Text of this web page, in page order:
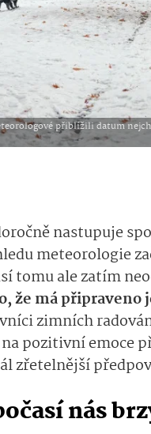
přiblížili datum
nastupuje
meteorologie
tomu ale zatím
že má připraveno
zimních
pozitivní emoce
zřetelnější
nás